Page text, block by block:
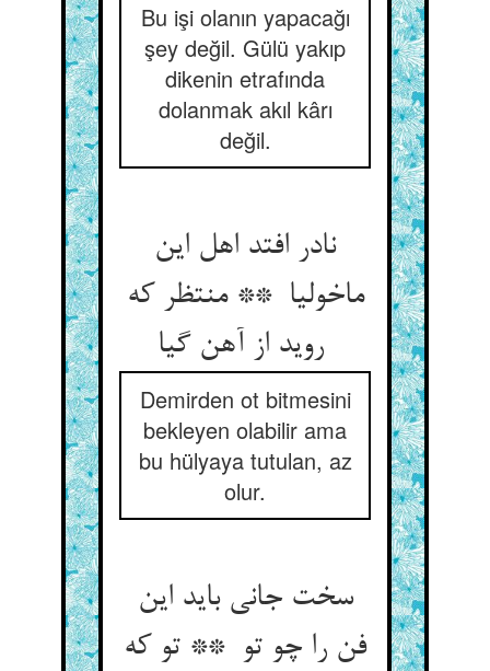
Bu işi olanın yapacağı
şey değil. Gülü yakıp
dikenin etrafında
dolanmak akıl kârı
değil.
نادر افتد اهل این
ماخولیا ** منتظر که
Demirden ot bitmesini
bekleyen olabilir ama
bu hülyaya tutulan, az
olur.
سخت جانی باید این
فن را چو تو ** تو که